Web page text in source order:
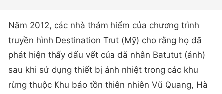
Năm 2012, các nhà thám hiểm của chương trình
truyền hình Destination Trut (Mỹ) cho rằng họ đã
phát hiện thấy dấu vết của dã nhân Batutut (ảnh)
sau khi sử dụng thiết bị ảnh nhiệt trong các khu
rừng thuộc Khu bảo tồn thiên nhiên Vũ Quang, Hà